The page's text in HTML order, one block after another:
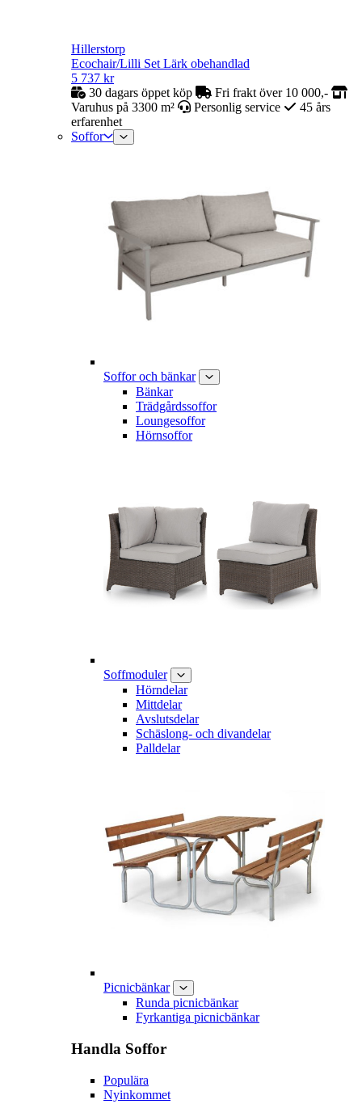
Hillerstorp
Ecochair/Lilli Set Lärk obehandlad
5 737 kr
30 dagars öppet köp
Fri frakt över 10 000,-
Varuhus på 3300 m²
Personlig service
45 års
erfarenhet
Soffor
Soffor och bänkar
Bänkar
Trädgårdssoffor
Loungesoffor
Hörnsoffor
Soffmoduler
Hörndelar
Mittdelar
Avslutsdelar
Schäslong- och divandelar
Palldelar
Picnicbänkar
Runda picnicbänkar
Fyrkantiga picnicbänkar
Handla Soffor
Populära
Nyinkommet